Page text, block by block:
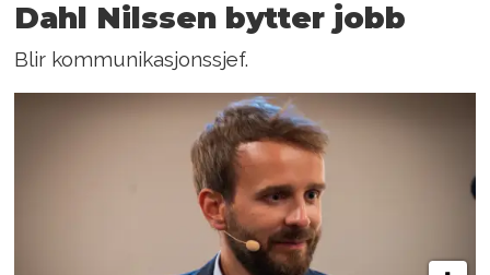
Dahl Nilssen bytter jobb
Blir kommunikasjonssjef.